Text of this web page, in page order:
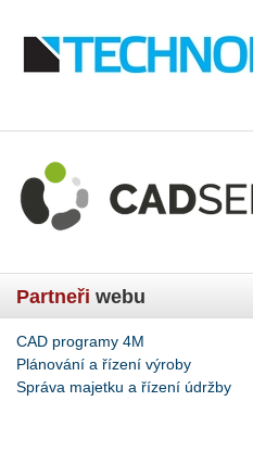
Partneři webu
CAD programy 4M
Plánování a řízení výroby
Správa majetku a řízení údržby